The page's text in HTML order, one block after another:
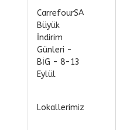
CarrefourSA
Büyük
İndirim
Günleri -
BİG - 8-13
Eylül
Lokallerimiz